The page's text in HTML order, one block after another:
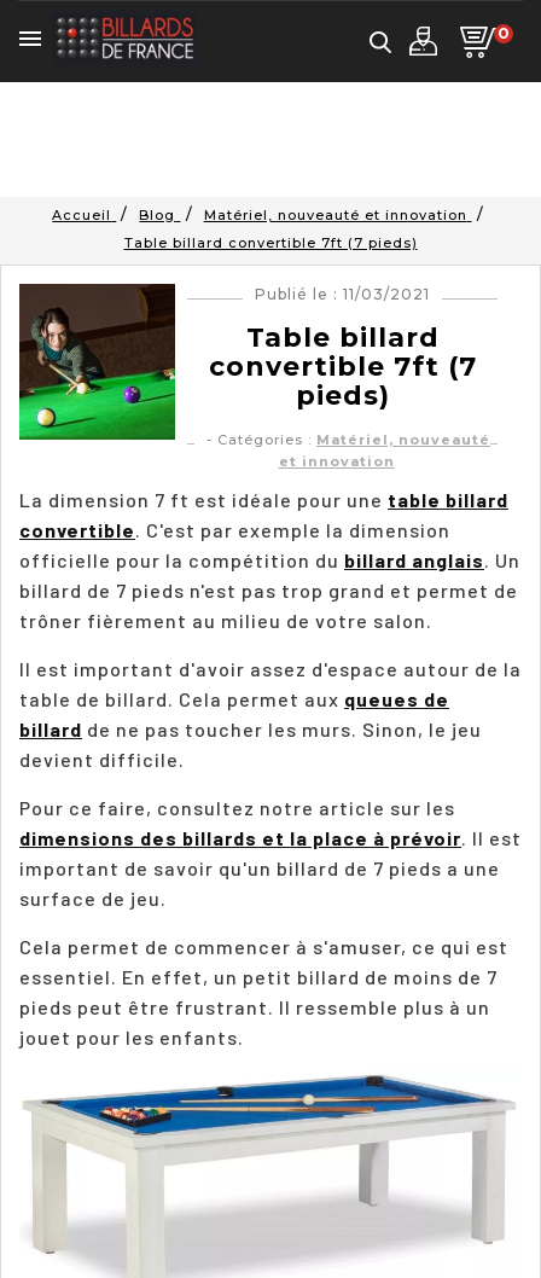
 0
Accueil Blog
Matériel, nouveauté et innovation
Table billard convertible 7ft (7 pieds)
Publié le : 11/03/2021
Table billard
convertible 7ft (7
pieds)
- Catégories : Matériel, nouveauté
et innovation
La dimension 7 ft est idéale pour une table billard
convertible. C'est par exemple la dimension
officielle pour la compétition du billard anglais. Un
billard de 7 pieds n'est pas trop grand et permet de
trôner fièrement au milieu de votre salon.
Il est important d'avoir assez d'espace autour de la
table de billard. Cela permet aux queues de
billard de ne pas toucher les murs. Sinon, le jeu
devient difficile.
Pour ce faire, consultez notre article sur les
dimensions des billards et la place à prévoir. Il est
important de savoir qu'un billard de 7 pieds a une
surface de jeu.
Cela permet de commencer à s'amuser, ce qui est
essentiel. En effet, un petit billard de moins de 7
pieds peut être frustrant. Il ressemble plus à un
jouet pour les enfants.